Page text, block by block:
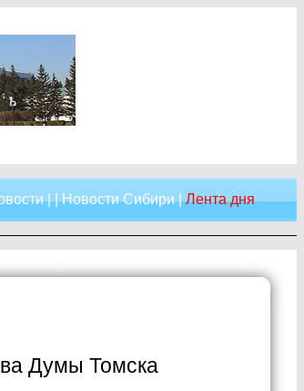
| |Новости Сибири|Лента дня
Думы Томска